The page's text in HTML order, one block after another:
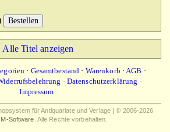
Alle Titel anzeigen
· Gesamtbestand · Warenkorb ·AGB ·
· Datenschutzerklärung ·
Impressum
für Antiquariate und Verlage | © 2006-2026
Software . Alle Rechte vorbehalten.